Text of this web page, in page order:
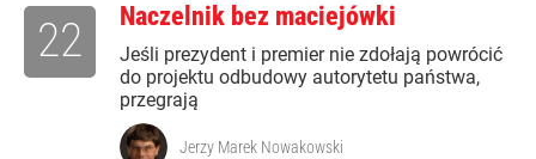
Naczelnik bez maciejówki
Jeśli prezydent i premier nie zdołają powrócić
do projektu odbudowy autorytetu państwa,
przegrają
22
Jerzy Marek Nowakowski